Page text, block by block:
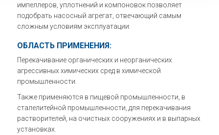
импеллеров, уплотнений и компоновок позволяет
подобрать насосный агрегат, отвечающий самым
сложным условиям эксплуатации.
ОБЛАСТЬ ПРИМЕНЕНИЯ:
Перекачивание органических и неорганических
агрессивных химических сред в химической
промышленности.
Также применяются в пищевой промышленности, в
сталелитейной промышленности, для перекачивания
растворителей, на очистных сооружениях и в выпарных
установках.